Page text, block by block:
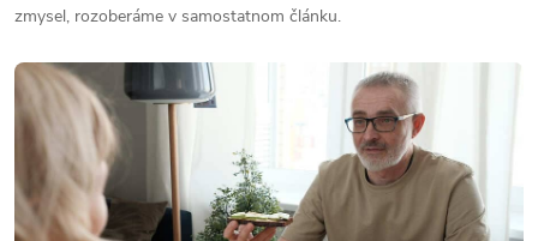
zmysel, rozoberáme v samostatnom článku.